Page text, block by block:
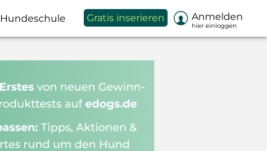
Hundeschule Gratis inserieren  Anmelden
hier einloggen